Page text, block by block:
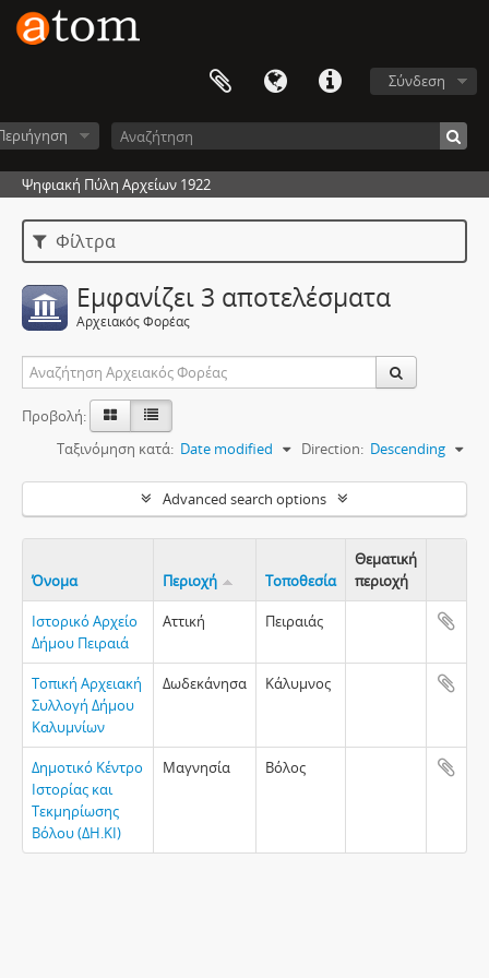
Σύνδεση
Ψηφιακή Πύλη Αρχείων 1922
Φίλτρα
Εμφανίζει 3 αποτελέσματα
Αρχειακός Φορέας
Προβολή:
Ταξινόμηση κατά: Date modified Direction: Descending
Advanced search options
Όνομα Περιοχή Τοποθεσία
Θεματική
περιοχή
Ιστορικό Αρχείο
Δήμου Πειραιά
Αττική Πειραιάς
Τοπική Αρχειακή
Συλλογή Δήμου
Καλυμνίων
Δωδεκάνησα Κάλυμνος
Δημοτικό Κέντρο
Ιστορίας και
Τεκμηρίωσης
Βόλου (ΔΗ.ΚΙ)
Μαγνησία Βόλος